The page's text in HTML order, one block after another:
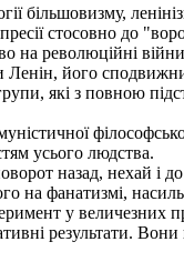
більшовизму,
стосовно до
на революційні
Ленін, його
які з повною
усього людства.
назад, нехай і
на фанатизмі,
у величезних
результати.